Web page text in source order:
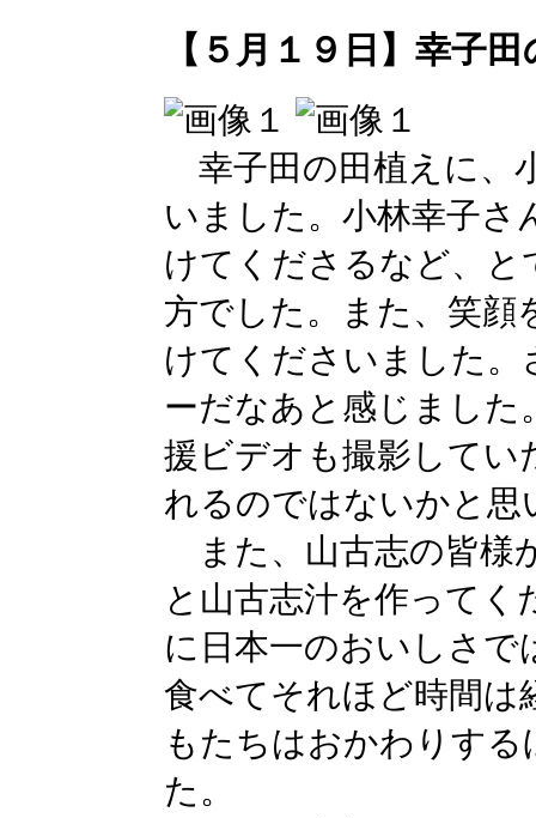
【５月１９日】幸子
幸子田の田植えに、
いました。小林幸子さ
けてくださるなど、
方でした。また、笑顔
けてくださいました
ーだなあと感じました
援ビデオも撮影してい
れるのではないかと
また、山古志の皆様
と山古志汁を作って
に日本一のおいしさ
食べてそれほど時間は
もたちはおかわりす
た。